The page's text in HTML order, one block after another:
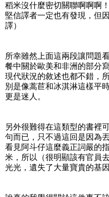
稻米沒什麼密切關聯啊啊啊
堅信譯者一定也有發現，但
譯）
所幸雖然上面這兩段讓問題
餐中關於歐美和非洲的部分
現代狀況的敘述也都不錯，
別是像蒿苣和冰淇淋這樣平
更是迷人。
另外很難得在這類型的書裡
句而已，只不過這回是因為
看見阿斗仔這麼義正詞嚴的
米，所以（很明顯該有官員
光光，遺失了大量寶貴的基